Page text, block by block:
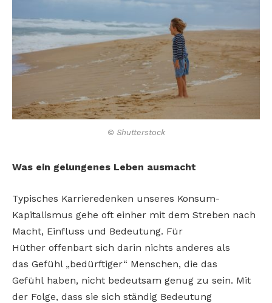
© Shutterstock
Was ein gelungenes Leben ausmacht
Typisches Karrieredenken unseres Konsum-
Kapitalismus gehe oft einher mit dem Streben nach
Macht, Einfluss und Bedeutung. Für
Hüther offenbart sich darin nichts anderes als
das Gefühl „bedürftiger“ Menschen, die das
Gefühl haben, nicht bedeutsam genug zu sein. Mit
der Folge, dass sie sich ständig Bedeutung